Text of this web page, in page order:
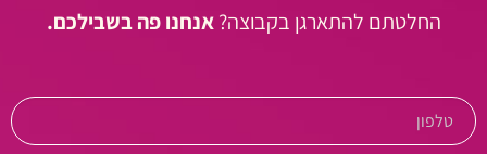
החלטתם להתארגן בקבוצה?אנחנו פה בשבילכם.